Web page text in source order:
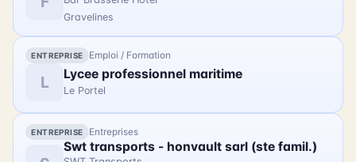
Gravelines
ENTREPRISE Emploi / Formation
L Lycee professionnel maritime
Le Portel
ENTREPRISE Entreprises
Swt transports - honvault sarl (ste famil.)